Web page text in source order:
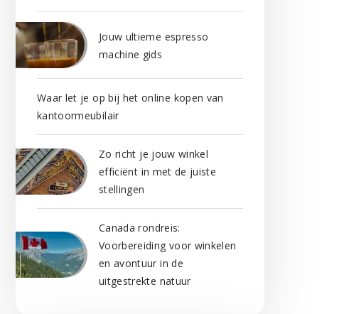
Jouw ultieme espresso
machine gids
Waar let je op bij het online kopen van
kantoormeubilair
Zo richt je jouw winkel
efficiënt in met de juiste
stellingen
Canada rondreis:
Voorbereiding voor winkelen
en avontuur in de
uitgestrekte natuur